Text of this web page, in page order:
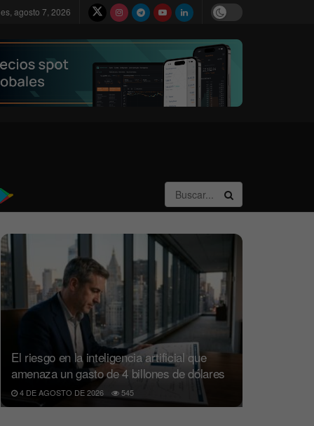
agosto 7, 2026
El riesgo en la inteligencia artificial que
amenaza un gasto de 4 billones de dólares
4 DE AGOSTO DE 2026 545